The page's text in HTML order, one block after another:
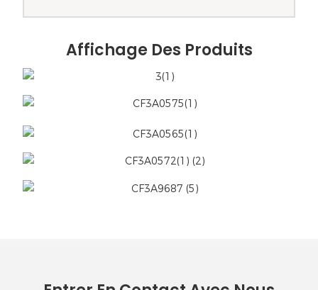
Affichage Des Produits